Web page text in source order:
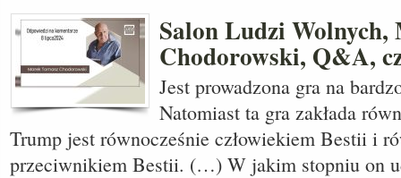
Salon Ludzi Wolnych,
Chodorowski, Q&A,
Jest prowadzona gra na
Natomiast ta gra zakłada
Trump jest równocześnie człowiekiem Bestii i
przeciwnikiem Bestii. (…) W jakim stopniu on